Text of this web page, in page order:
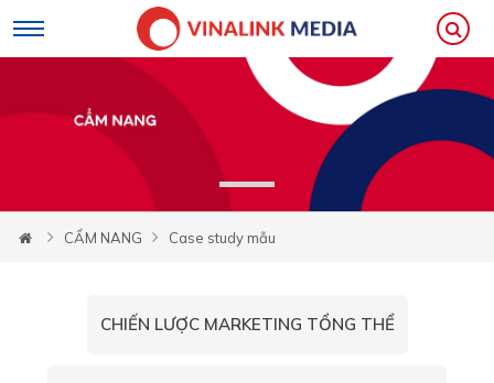
CẨM NANG Case study mẫu
CHIẾN LƯỢC MARKETING TỔNG THỂ